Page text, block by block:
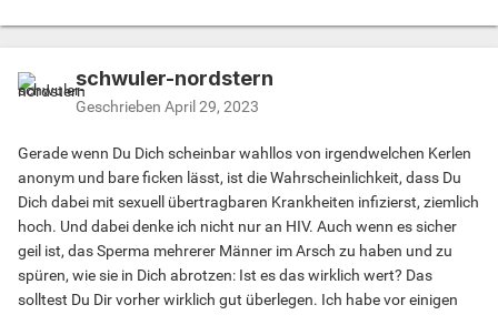
schwuler-nordstern
Geschrieben April 29, 2023
Gerade wenn Du Dich scheinbar wahllos von irgendwelchen Kerlen
anonym und bare ficken lässt, ist die Wahrscheinlichkeit, dass Du
Dich dabei mit sexuell übertragbaren Krankheiten infizierst, ziemlich
hoch. Und dabei denke ich nicht nur an HIV. Auch wenn es sicher
geil ist, das Sperma mehrerer Männer im Arsch zu haben und zu
spüren, wie sie in Dich abrotzen: Ist es das wirklich wert? Das
solltest Du Dir vorher wirklich gut überlegen. Ich habe vor einigen